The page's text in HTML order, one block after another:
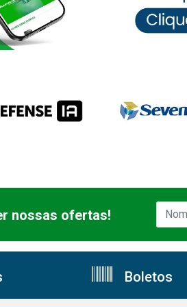
nossas ofertas!
Boletos